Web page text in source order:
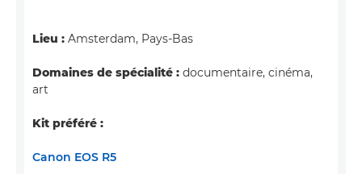
Lieu : Amsterdam, Pays-Bas
Domaines de spécialité : documentaire, cinéma,
art
Kit préféré :
Canon EOS R5